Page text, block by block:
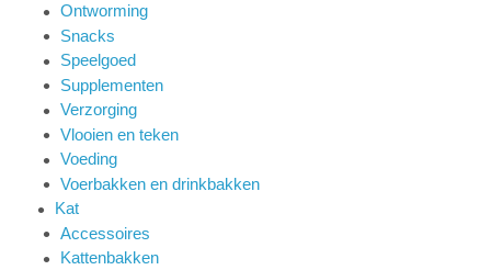
Ontworming
Snacks
Speelgoed
Supplementen
Verzorging
Vlooien en teken
Voeding
Voerbakken en drinkbakken
Kat
Accessoires
Kattenbakken